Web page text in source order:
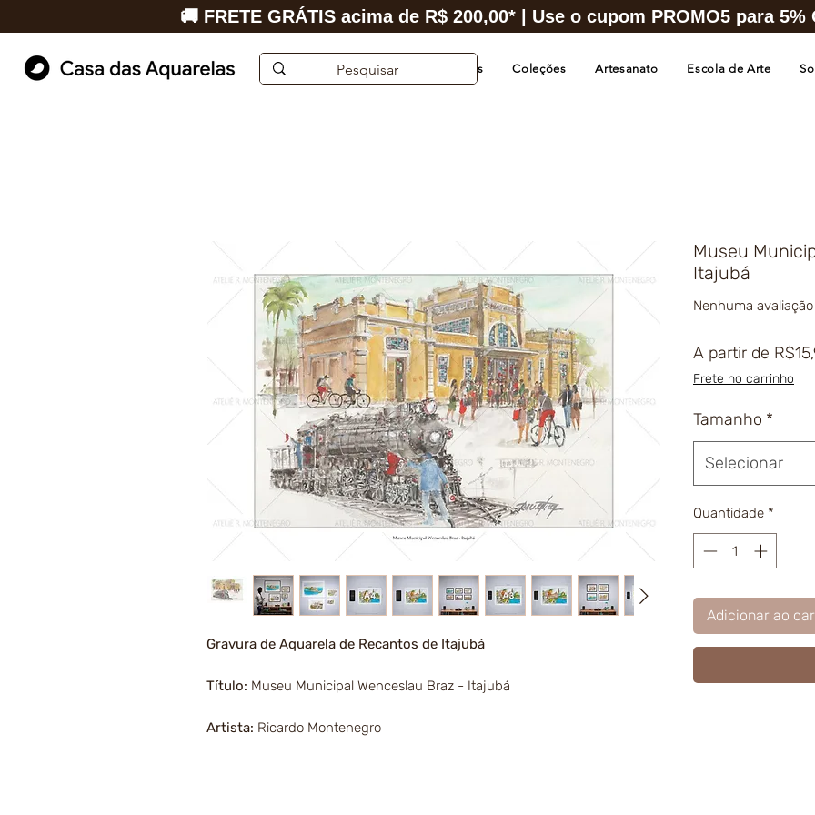
Aquarelas de Cidades Coleções Artesanato Escola de Arte
🚚 FRETE GRÁTIS acima de R$ 200,00* | Use o cupom PROMO5 para
Gravura de Aquarela de Recantos de Itajubá
Título: Museu Municipal Wenceslau Braz - Itajubá
Artista: Ricardo Montenegro
Museu
Itajubá
Nenhuma avaliação
A partir de
Frete no carrinho
Tamanho *
Selecionar
Quantidade *
Adicionar ao